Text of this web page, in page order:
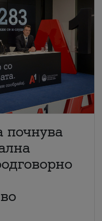
почнува